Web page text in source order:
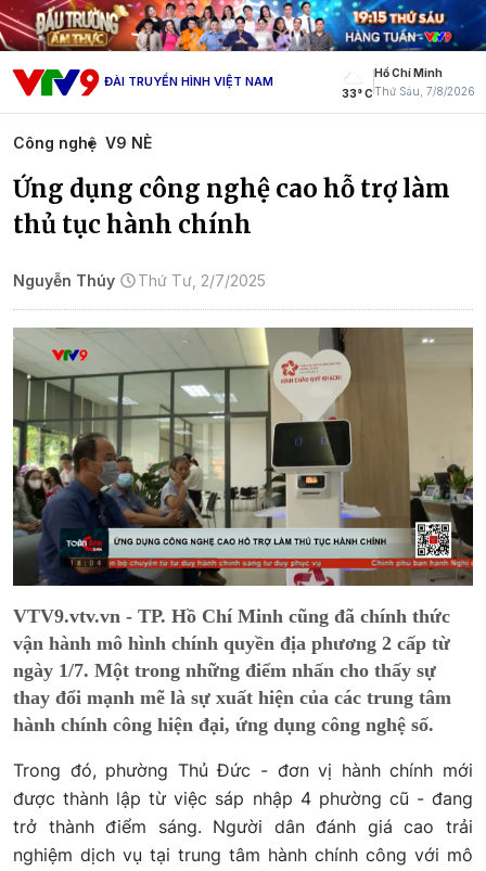
ĐÀI TRUYỀN HÌNH VIỆT NAM
33° C
Hồ Chí Minh
Thứ Sáu, 7/8/2026
Công nghệ V9 NÈ
Ứng dụng công nghệ cao hỗ trợ làm
thủ tục hành chính
Nguyễn Thúy Thứ Tư, 2/7/2025
VTV9.vtv.vn - TP. Hồ Chí Minh cũng đã chính thức
vận hành mô hình chính quyền địa phương 2 cấp từ
ngày 1/7. Một trong những điểm nhấn cho thấy sự
thay đổi mạnh mẽ là sự xuất hiện của các trung tâm
hành chính công hiện đại, ứng dụng công nghệ số.
Trong đó, phường Thủ Đức - đơn vị hành chính mới
được thành lập từ việc sáp nhập 4 phường cũ - đang
trở thành điểm sáng. Người dân đánh giá cao trải
nghiệm dịch vụ tại trung tâm hành chính công với mô